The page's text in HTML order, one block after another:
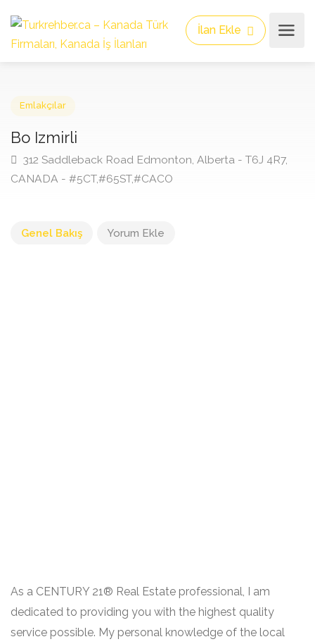
İlan Ekle
Bo Izmirli
312 Saddleback Road Edmonton, Alberta - T6J 4R7,
Genel Bakış Yorum Ekle
As a CENTURY 21® Real Estate professional, I am
dedicated to providing you with the highest quality
service possible. My personal knowledge of the local